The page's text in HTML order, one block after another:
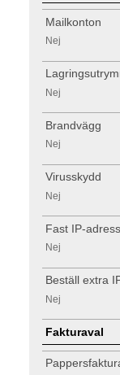
Mailkonton
Nej
Nej
Brandvägg
Nej
Virusskydd
Nej
Fast IP-adress
Nej
Beställ extra
Nej
Fakturaval